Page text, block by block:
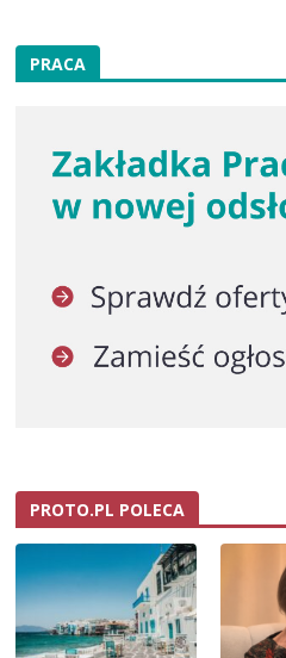
PRACA
PROTO.PL POLECA